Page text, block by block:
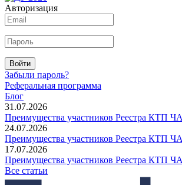
Авторизация
Войти
Забыли пароль?
Реферальная программа
Блог
31.07.2026
Преимущества участников Реестра КТП
24.07.2026
Преимущества участников Реестра КТП
17.07.2026
Преимущества участников Реестра КТП
Все статьи